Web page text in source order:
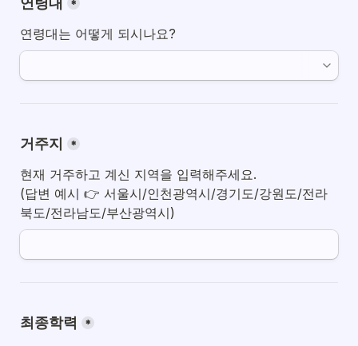
*
연령대는 어떻게 되시나요?
거주지 *
현재 거주하고 계신 지역을 입력해주세요.
(답변 예시 👉 서울시/인천광역시/경기도/강원도/전라
북도/전라남도/부산광역시)
최종학력 *